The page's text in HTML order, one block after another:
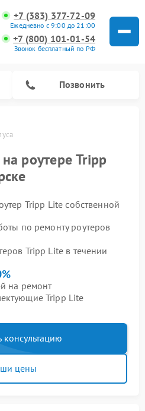
+7 (383) 377-72-09
Ежедневно с 9:00 до 21:00
+7 (800) 101-01-54
Звонок бесплатный по РФ
Позвонить
роутере Tripp
Tripp Lite собственной
по ремонту роутеров
Tripp Lite в течении
на ремонт
Tripp Lite
консультацию
цены